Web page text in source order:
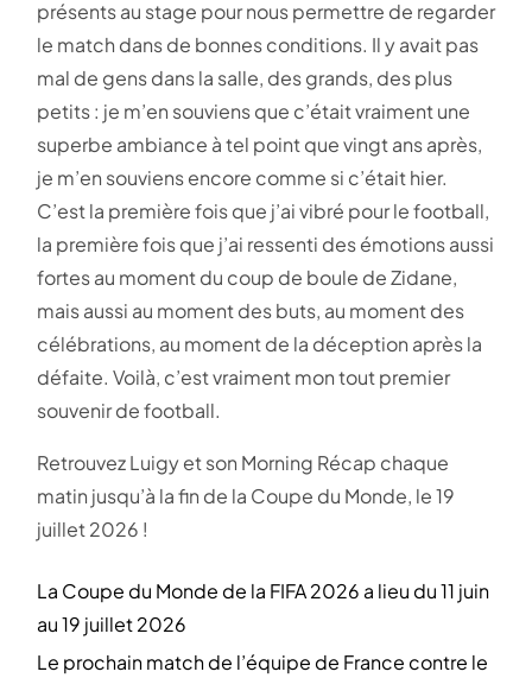
présents au stage pour nous permettre de regarder
le match dans de bonnes conditions. Il y avait pas
mal de gens dans la salle, des grands, des plus
petits : je m’en souviens que c’était vraiment une
superbe ambiance à tel point que vingt ans après,
je m’en souviens encore comme si c’était hier.
C’est la première fois que j’ai vibré pour le football,
la première fois que j’ai ressenti des émotions aussi
fortes au moment du coup de boule de Zidane,
mais aussi au moment des buts, au moment des
célébrations, au moment de la déception après la
défaite. Voilà, c’est vraiment mon tout premier
souvenir de football.
Retrouvez Luigy et son Morning Récap chaque
matin jusqu’à la fin de la Coupe du Monde, le 19
juillet 2026 !
La Coupe du Monde de la FIFA 2026 a lieu du 11 juin
au 19 juillet 2026
Le prochain match de l’équipe de France contre le